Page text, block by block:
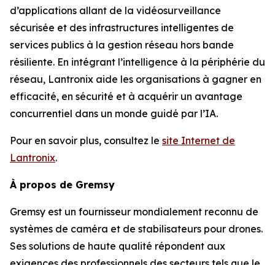
d’applications allant de la vidéosurveillance
sécurisée et des infrastructures intelligentes de
services publics à la gestion réseau hors bande
résiliente. En intégrant l’intelligence à la périphérie du
réseau, Lantronix aide les organisations à gagner en
efficacité, en sécurité et à acquérir un avantage
concurrentiel dans un monde guidé par l’IA.
Pour en savoir plus, consultez le site Internet de
Lantronix.
À propos de Gremsy
Gremsy est un fournisseur mondialement reconnu de
systèmes de caméra et de stabilisateurs pour drones.
Ses solutions de haute qualité répondent aux